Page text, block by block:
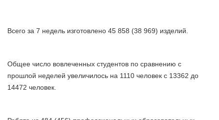
Всего за 7 недель изготовлено 45 858 (38 969) изделий.
Общее число вовлеченных студентов по сравнению с
прошлой неделей увеличилось на 1110 человек с 13362 до
14472 человек.